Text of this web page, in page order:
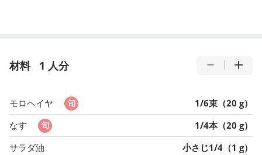
材料 1 人分
モロヘイヤ
1/6束（20 g）
なす
1/4本（20 g）
サラダ油
小さじ1/4（1 g）